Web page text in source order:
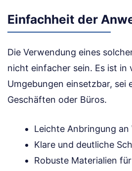
Einfachheit der
Die Verwendung eines
nicht einfacher sein. Es ist in
Umgebungen einsetzbar, sei
Geschäften oder Büros.
Leichte Anbringung an
Klare und deutliche
Robuste Materialien